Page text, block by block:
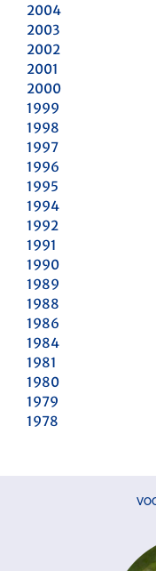
2004
2003
2002
2001
2000
1999
1998
1997
1996
1995
1994
1992
1991
1990
1989
1988
1986
1984
1981
1980
1979
1978